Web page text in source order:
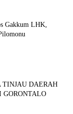
Gakkum LHK,
DAERAH
GORONTALO